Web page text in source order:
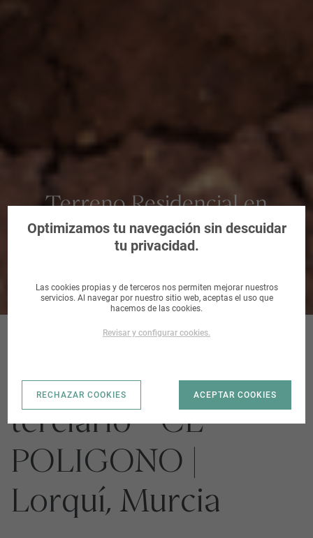
Terreno Residencial en
Lorquí, Murcia
Obra parada
terciario - CL
POLIGONO |
Lorquí, Murcia
Optimizamos tu navegación sin descuidar
tu privacidad.
Las cookies propias y de terceros nos permiten mejorar nuestros
servicios. Al navegar por nuestro sitio web, aceptas el uso que
hacemos de las cookies.
Revisar y configurar cookies.
RECHAZAR COOKIES ACEPTAR COOKIES